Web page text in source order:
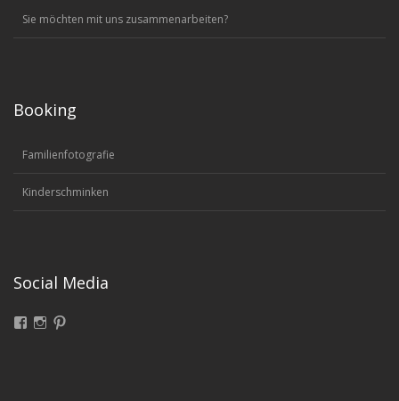
Sie möchten mit uns zusammenarbeiten?
Booking
Familienfotografie
Kinderschminken
Social Media
FacebookInstagram